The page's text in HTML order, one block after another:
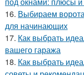
16. Выбираем
для начинающих
17. Как выбрать
вашего гаража
18. Как выбрать